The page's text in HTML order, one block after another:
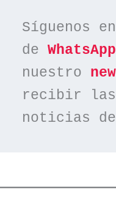
Síguenos
de WhatsApp
nuestro
recibir
noticias de